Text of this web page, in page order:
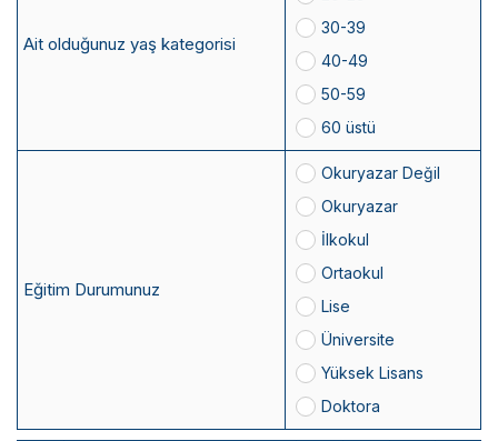
Ait olduğunuz yaş kategorisi
30-39
40-49
50-59
60 üstü
Eğitim Durumunuz
Okuryazar Değil
Okuryazar
İlkokul
Ortaokul
Lise
Üniversite
Yüksek Lisans
Doktora